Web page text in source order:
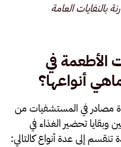
بالنفايات العامة
الأطعمة في
أنواعها؟
مصادر في المستشفيات من
وبقايا تحضير الغذاء في
إلى عدة أنواع كالتالي: